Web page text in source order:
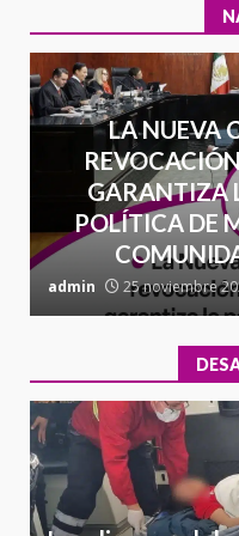
LA NUEVA
GARANTIZA
POLÍTICA DE
admin 25 noviembre